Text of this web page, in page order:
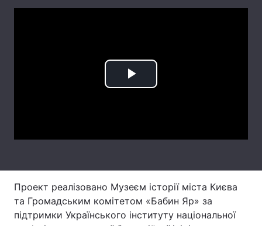
Здоров'я Туризм
Регіони
Архів Вакансії
Контакти
Послуги
Play
Проект реалізовано Музеєм історії міста Києва
та Громадським комітетом «Бабин Яр» за
підтримки Українського інституту національної